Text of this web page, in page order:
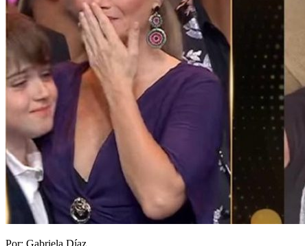
Por: Gabriela Díaz